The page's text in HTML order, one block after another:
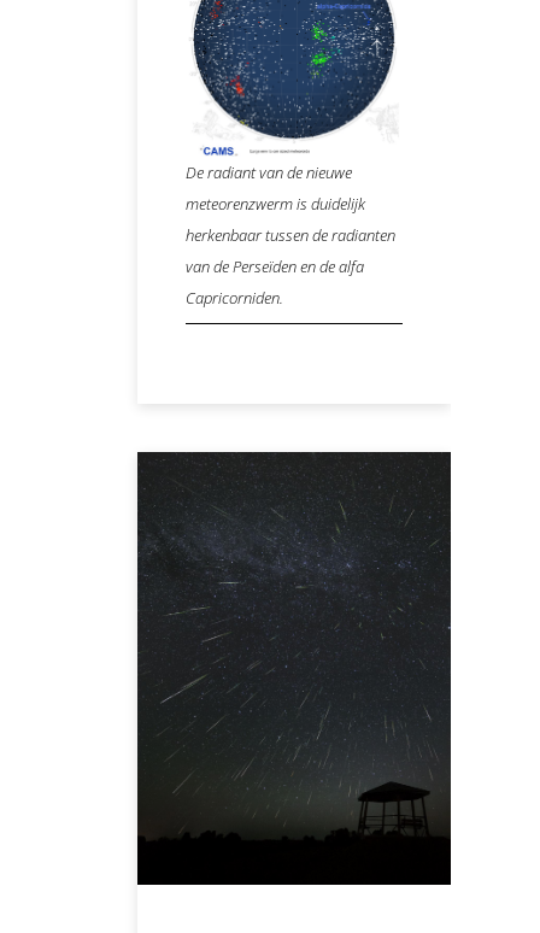
De radiant van de nieuwe
meteorenzwerm is duidelijk
herkenbaar tussen de radianten
van de Perseïden en de alfa
Capricorniden.